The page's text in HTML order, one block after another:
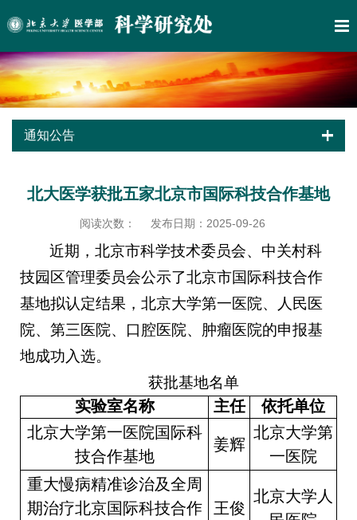
通知公告
北大医学获批五家北京市国际科技合作基地
阅读次数： 发布日期：2025-09-26
近期，北京市科学技术委员会、中关村科
技园区管理委员会公示了北京市国际科技合作
基地拟认定结果，北京大学第一医院、人民医
院、第三医院、口腔医院、肿瘤医院的申报基
地成功入选。
获批基地名单
实验室名称 主任
依托单位
北京大学第一医院国际科
技合作基地
姜辉
北京大学第
一医院
重大慢病精准诊治及全周
期治疗北京国际科技合作
王俊
北京大学人